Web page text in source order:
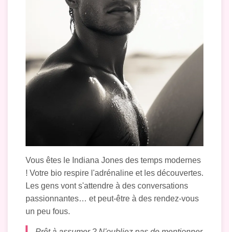
Vous êtes le Indiana Jones des temps modernes
! Votre bio respire l'adrénaline et les découvertes.
Les gens vont s'attendre à des conversations
passionnantes… et peut-être à des rendez-vous
un peu fous.